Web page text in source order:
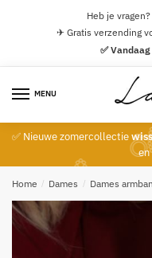
Heb je
✈ Gratis verzending
✅ Vandaag
MENU
✅ Nieuwe zomercollectie
Home / Dames / Dames